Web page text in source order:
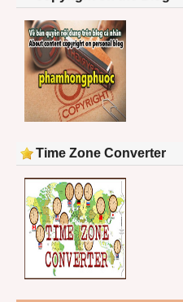
Time Zone Converter